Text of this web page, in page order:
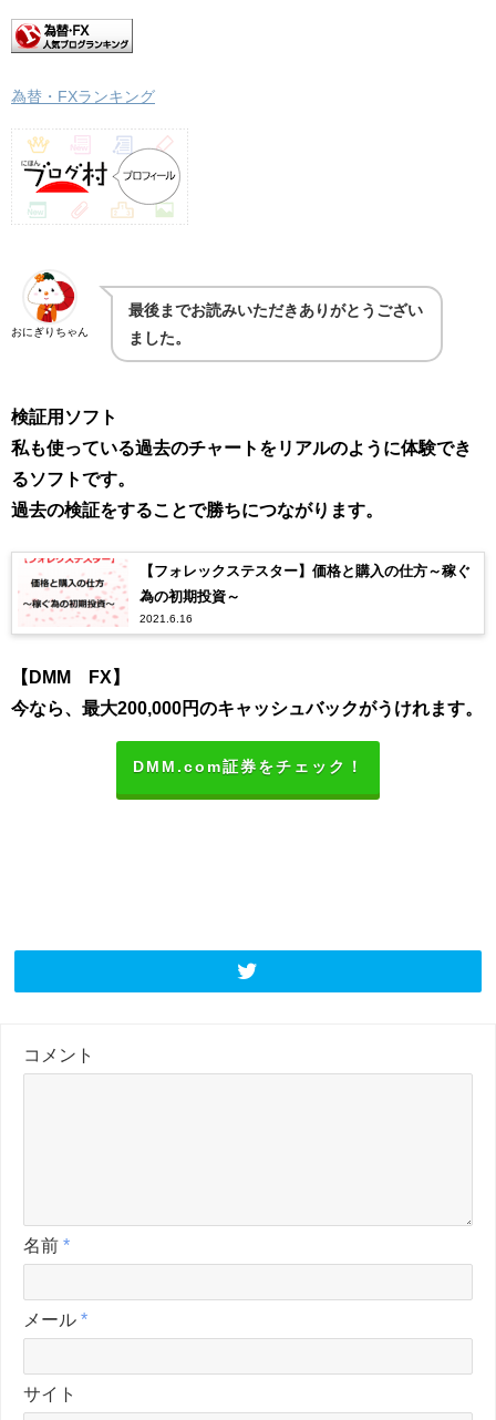
為替・FXランキング
おにぎりちゃん
最後までお読みいただきありがとうござい
ました。
検証用ソフト
私も使っている過去のチャートをリアルのように体験でき
るソフトです。
過去の検証をすることで勝ちにつながります。
【フォレックステスター】価格と購入の仕方～稼ぐ
為の初期投資～
2021.6.16
【DMM FX】
今なら、最大200,000円のキャッシュバックがうけれます。
DMM.com証券をチェック！
コメント
名前 *
メール *
サイト